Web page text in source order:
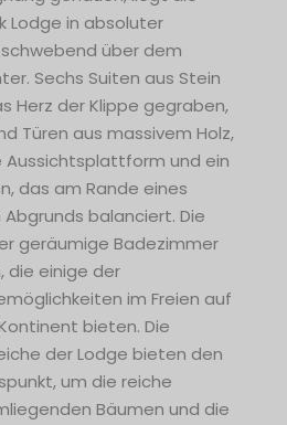
Lodge in absoluter
über dem
Sechs Suiten aus Stein
Herz der Klippe gegraben,
Türen aus massivem Holz,
und ein
das am Rande eines
balanciert. Die
geräumige Badezimmer
die einige der
im Freien auf
bieten. Die
der Lodge bieten den
um die reiche
Bäumen und die